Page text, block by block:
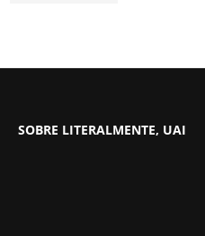
SOBRE LITERALMENTE, UAI